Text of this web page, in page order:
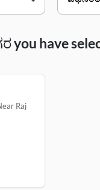
you have
Raj